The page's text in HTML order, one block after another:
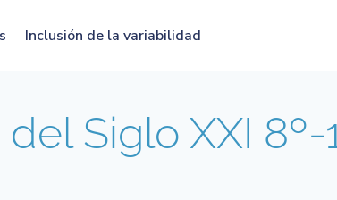
Inclusión de la variabilidad
Siglo XXI 8º-